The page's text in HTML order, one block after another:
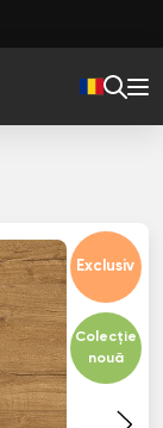
Exclusiv
Colecție
nouă